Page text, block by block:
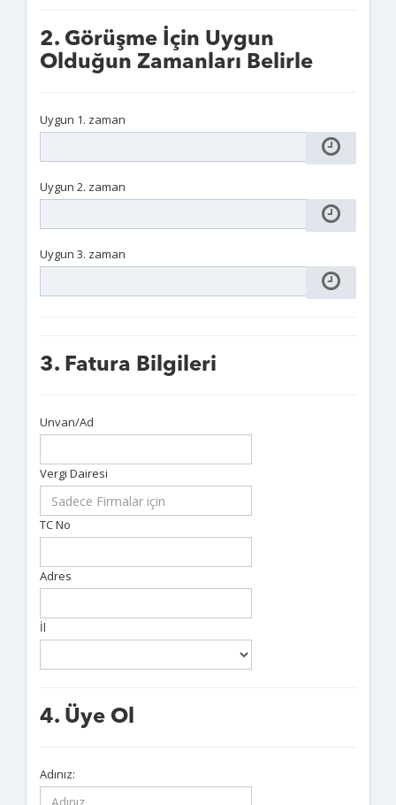
2. Görüşme İçin Uygun
Olduğun Zamanları Belirle
Uygun 1. zaman
Uygun 2. zaman
Uygun 3. zaman
3. Fatura Bilgileri
Unvan/Ad
Vergi Dairesi
TC No
Adres
İl
4. Üye Ol
Adınız: